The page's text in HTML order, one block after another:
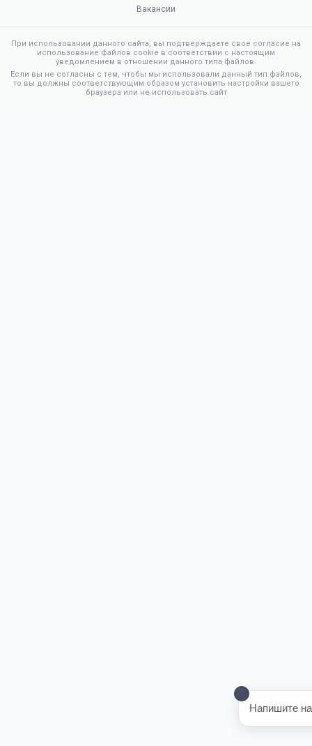
Вакансии
При использовании данного сайта, вы подтверждаете свое согласие на
использование файлов cookie в соответствии с настоящим
уведомлением в отношении данного типа файлов.
Если вы не согласны с тем, чтобы мы использовали данный тип файлов,
то вы должны соответствующим образом установить настройки вашего
браузера или не использовать сайт
Напишите